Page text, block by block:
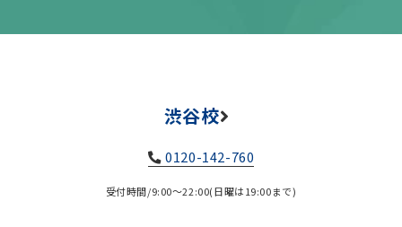
渋谷校
0120-142-760
受付時間/9:00～22:00(日曜は19:00まで)